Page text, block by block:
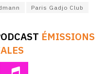
Paris Gadjo Club
ÉMISSIONS